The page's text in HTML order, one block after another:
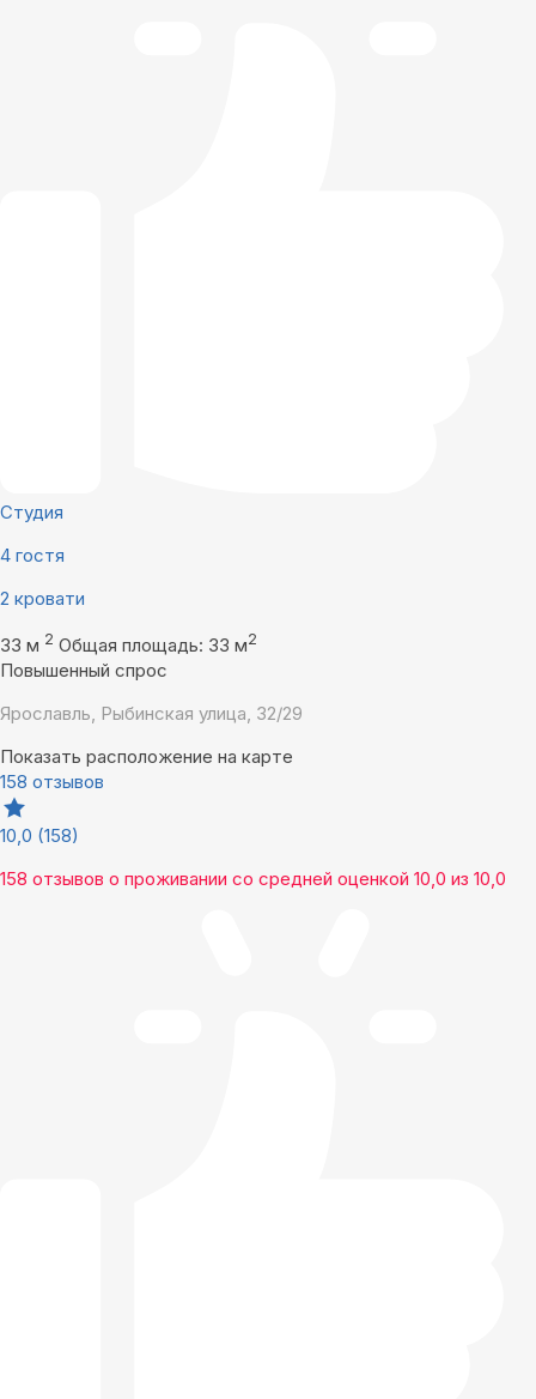
Студия
4 гостя
2 кровати
33 м 2 Общая площадь: 33 м2
Повышенный спрос
Ярославль, Рыбинская улица, 32/29
Показать расположение на карте
158 отзывов
10,0 (158)
158 отзывов о проживании со средней оценкой 10,0 из 10,0